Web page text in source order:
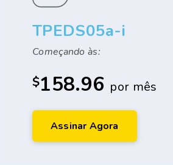
TPEDS05a-i
Começando às:
$158.96 por mês
Assinar Agora